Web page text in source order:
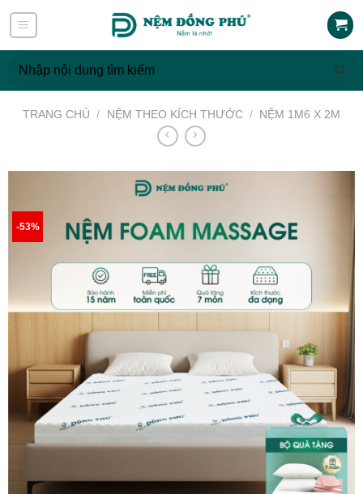
Skip
content
kiếm:
TRANG CHỦ / NỆM THEO KÍCH THƯỚC / NỆM 1M6 X 2M
-53%